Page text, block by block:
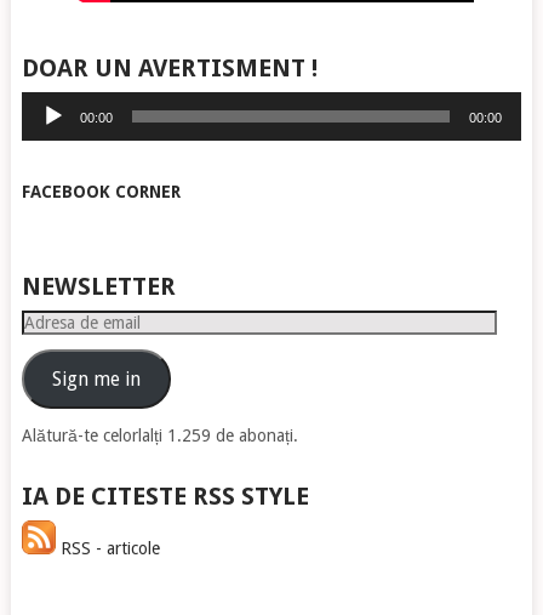
DOAR UN AVERTISMENT !
Player
audio
00:00 00:00
FACEBOOK CORNER
NEWSLETTER
Adresa
emailSign me in
Alătură-te celorlalți 1.259 de abonați.
IA DE CITESTE RSS STYLE
RSS - articole